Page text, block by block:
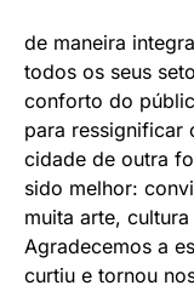
de maneira
todos os seus
conforto do
para ressignificar
cidade de outra
sido melhor:
muita arte,
Agradecemos a
curtiu e tornou